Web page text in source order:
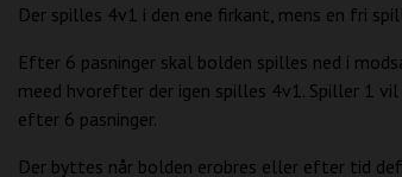
Der spilles 4v1 i den ene firkant, mens en fri
Efter 6 pasninger skal bolden spilles ned i
meed hvorefter der igen spilles 4v1. Spiller 1
efter 6 pasninger.
Der byttes når bolden erobres eller efter tid